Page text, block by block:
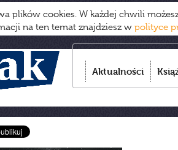
plików cookies. W każdej chwili
na ten temat znajdziesz w polityce
Aktualności